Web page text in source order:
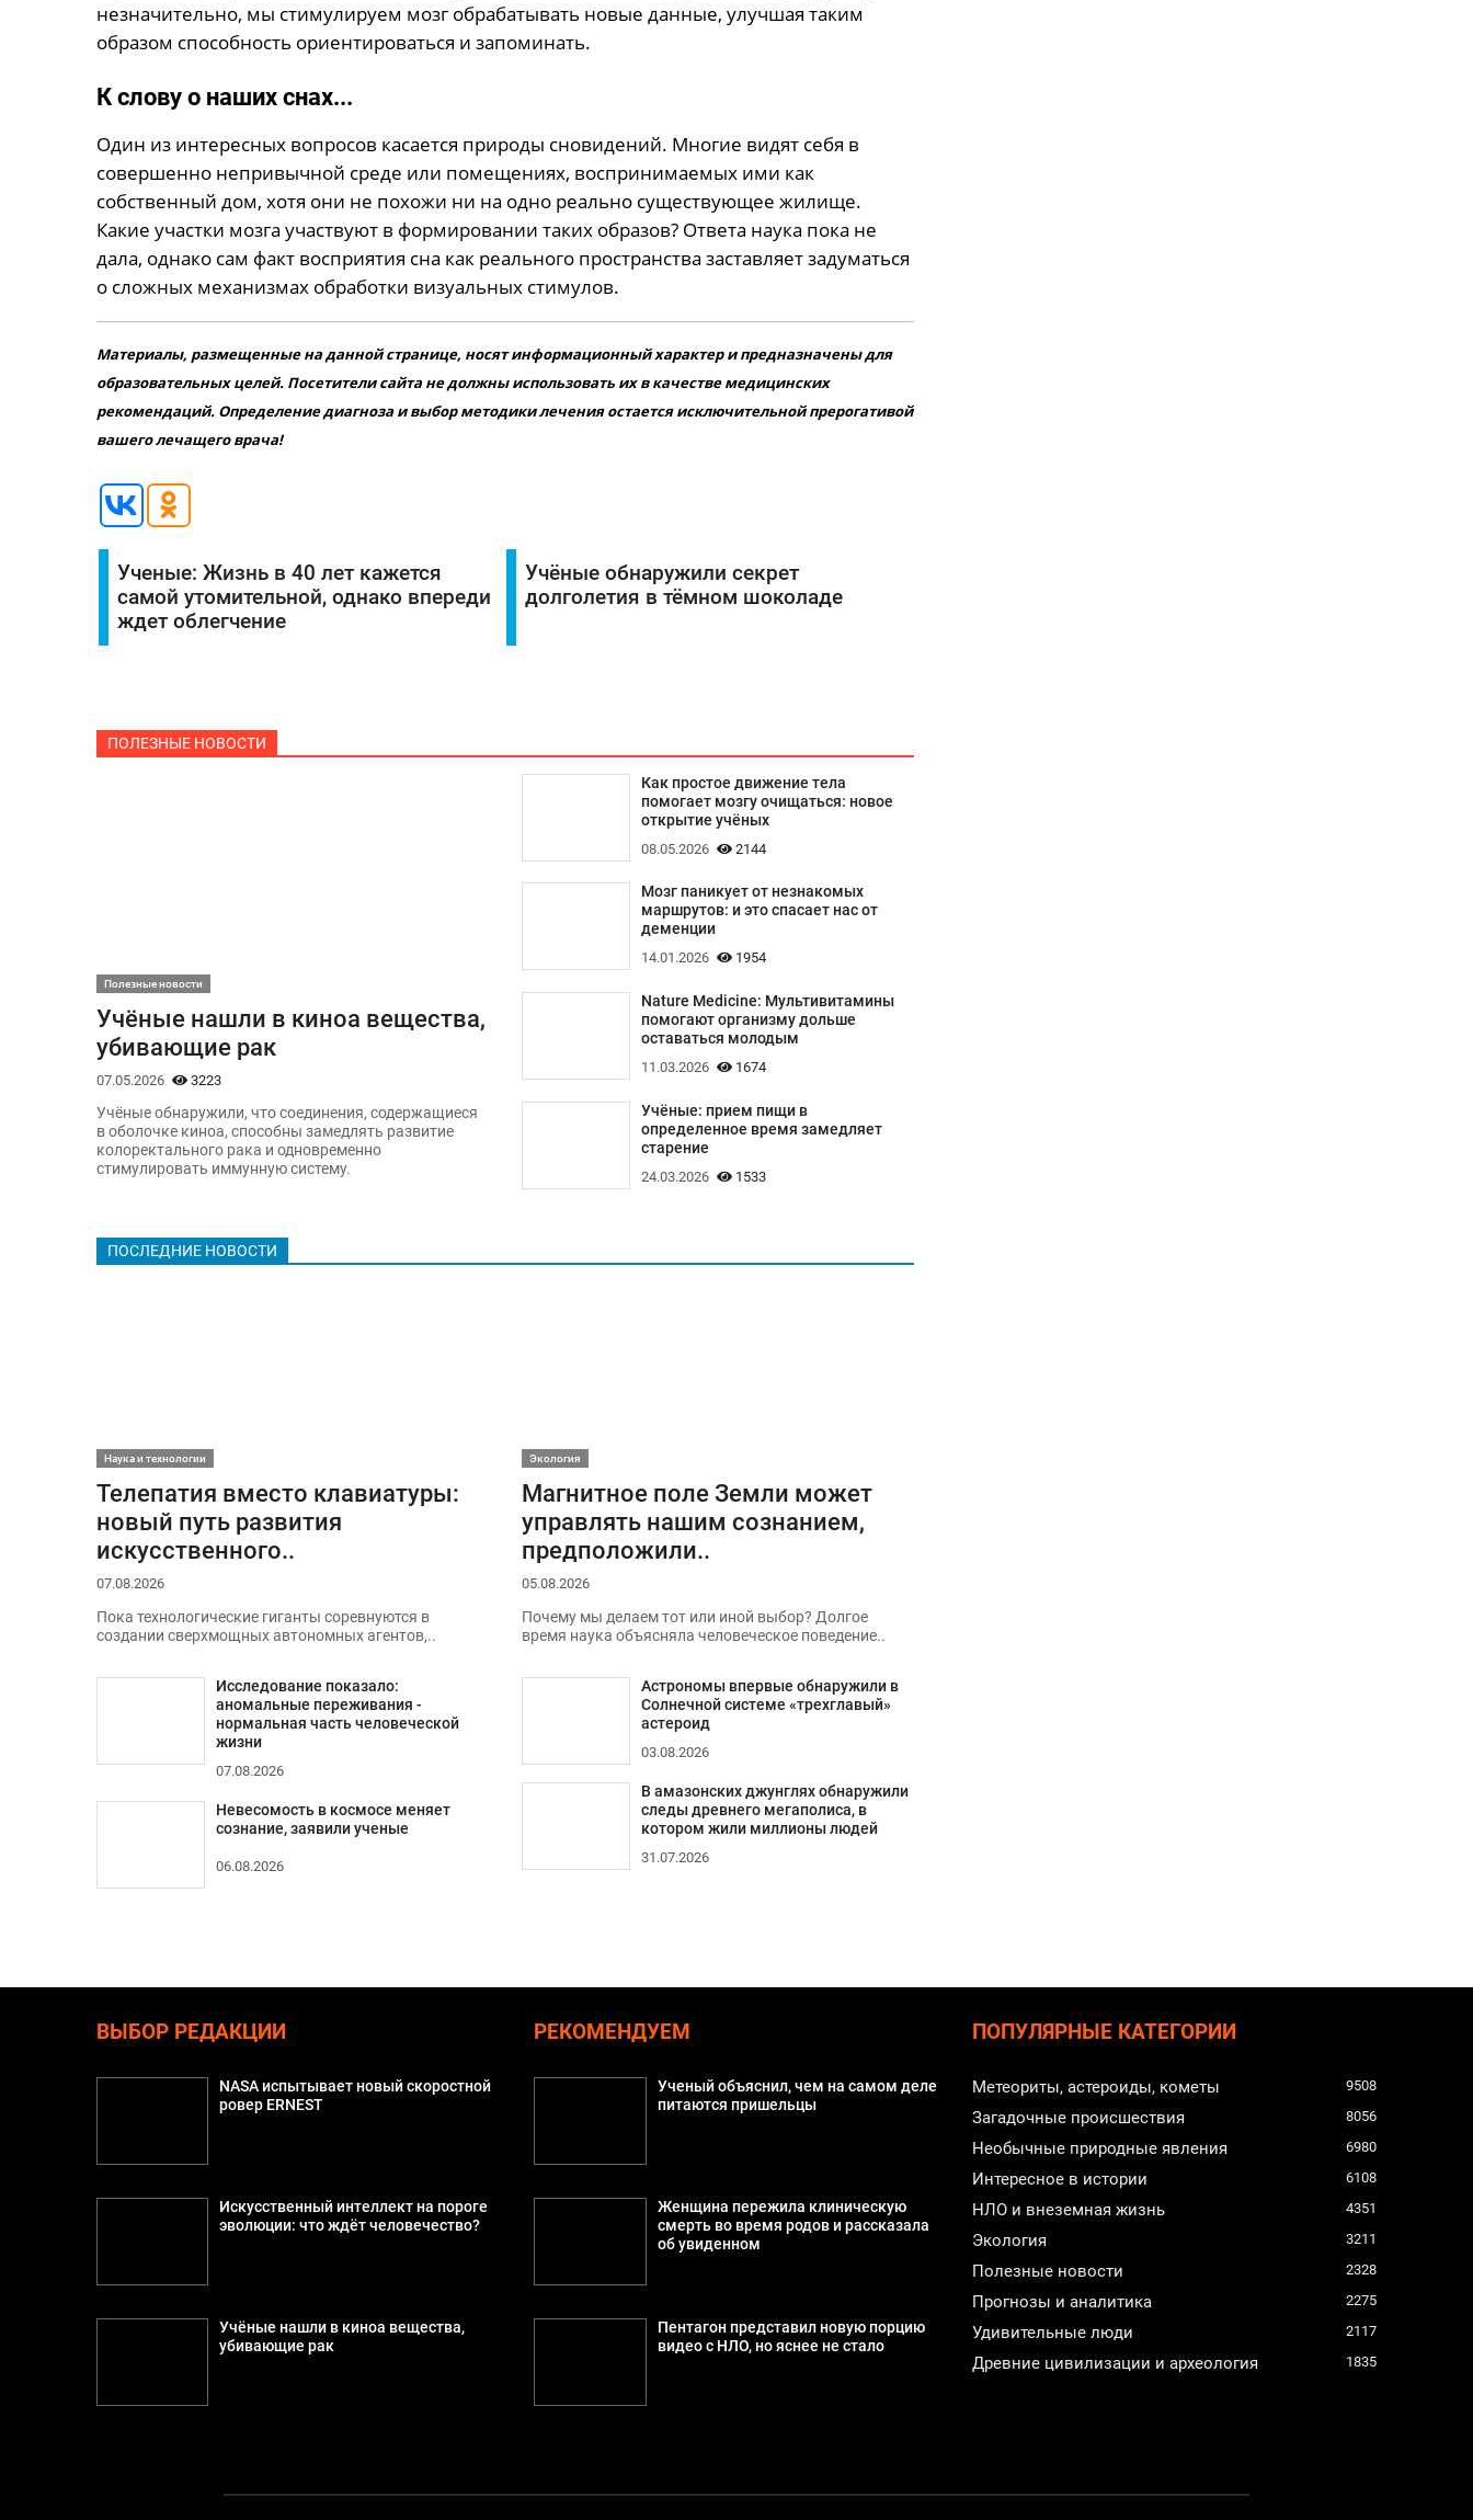
незначительно, мы стимулируем мозг обрабатывать новые данные, улучшая таким
образом способность ориентироваться и запоминать.
К слову о наших снах...
Один из интересных вопросов касается природы сновидений. Многие видят себя в
совершенно непривычной среде или помещениях, воспринимаемых ими как
собственный дом, хотя они не похожи ни на одно реально существующее жилище.
Какие участки мозга участвуют в формировании таких образов? Ответа наука пока не
дала, однако сам факт восприятия сна как реального пространства заставляет задуматься
о сложных механизмах обработки визуальных стимулов.
Материалы, размещенные на данной странице, носят информационный характер и предназначены для
образовательных целей. Посетители сайта не должны использовать их в качестве медицинских
рекомендаций. Определение диагноза и выбор методики лечения остается исключительной прерогативой
вашего лечащего врача!
Ученые: Жизнь в 40 лет кажется
самой утомительной, однако впереди
ждет облегчение
Учёные обнаружили секрет
долголетия в тёмном шоколаде
ПОЛЕЗНЫЕ НОВОСТИ
Полезные новости
Учёные нашли в киноа вещества,
убивающие рак
07.05.2026 3223
Учёные обнаружили, что соединения, содержащиеся
в оболочке киноа, способны замедлять развитие
колоректального рака и одновременно
стимулировать иммунную систему.
Как простое движение тела
помогает мозгу очищаться: новое
открытие учёных
08.05.2026 2144
Мозг паникует от незнакомых
маршрутов: и это спасает нас от
деменции
14.01.2026 1954
Nature Medicine: Мультивитамины
помогают организму дольше
оставаться молодым
11.03.2026 1674
Учёные: прием пищи в
определенное время замедляет
старение
24.03.2026 1533
ПОСЛЕДНИЕ НОВОСТИ
Наука и технологии
Телепатия вместо клавиатуры:
новый путь развития
искусственного..
07.08.2026
Пока технологические гиганты соревнуются в
создании сверхмощных автономных агентов,..
Исследование показало:
аномальные переживания -
нормальная часть человеческой
жизни
07.08.2026
Невесомость в космосе меняет
сознание, заявили ученые
06.08.2026
Экология
Магнитное поле Земли может
управлять нашим сознанием,
предположили..
05.08.2026
Почему мы делаем тот или иной выбор? Долгое
время наука объясняла человеческое поведение..
Астрономы впервые обнаружили в
Солнечной системе «трехглавый»
астероид
03.08.2026
В амазонских джунглях обнаружили
следы древнего мегаполиса, в
котором жили миллионы людей
31.07.2026
ВЫБОР РЕДАКЦИИ
NASA испытывает новый скоростной
ровер ERNEST
Искусственный интеллект на пороге
эволюции: что ждёт человечество?
Учёные нашли в киноа вещества,
убивающие рак
РЕКОМЕНДУЕМ
Ученый объяснил, чем на самом деле
питаются пришельцы
Женщина пережила клиническую
смерть во время родов и рассказала
об увиденном
Пентагон представил новую порцию
видео с НЛО, но яснее не стало
ПОПУЛЯРНЫЕ КАТЕГОРИИ
Метеориты, астероиды, кометы 9508
Загадочные происшествия 8056
Необычные природные явления 6980
Интересное в истории 6108
НЛО и внеземная жизнь 4351
Экология 3211
Полезные новости 2328
Прогнозы и аналитика 2275
Удивительные люди 2117
Древние цивилизации и археология 1835